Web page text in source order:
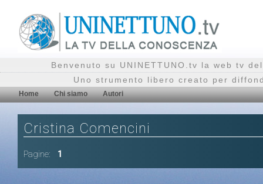
Benvenuto su UNINETTUNO.tv la web tv
Uno strumento libero creato per
Home Chi siamo Autori
Cristina Comencini
Pagine: 1